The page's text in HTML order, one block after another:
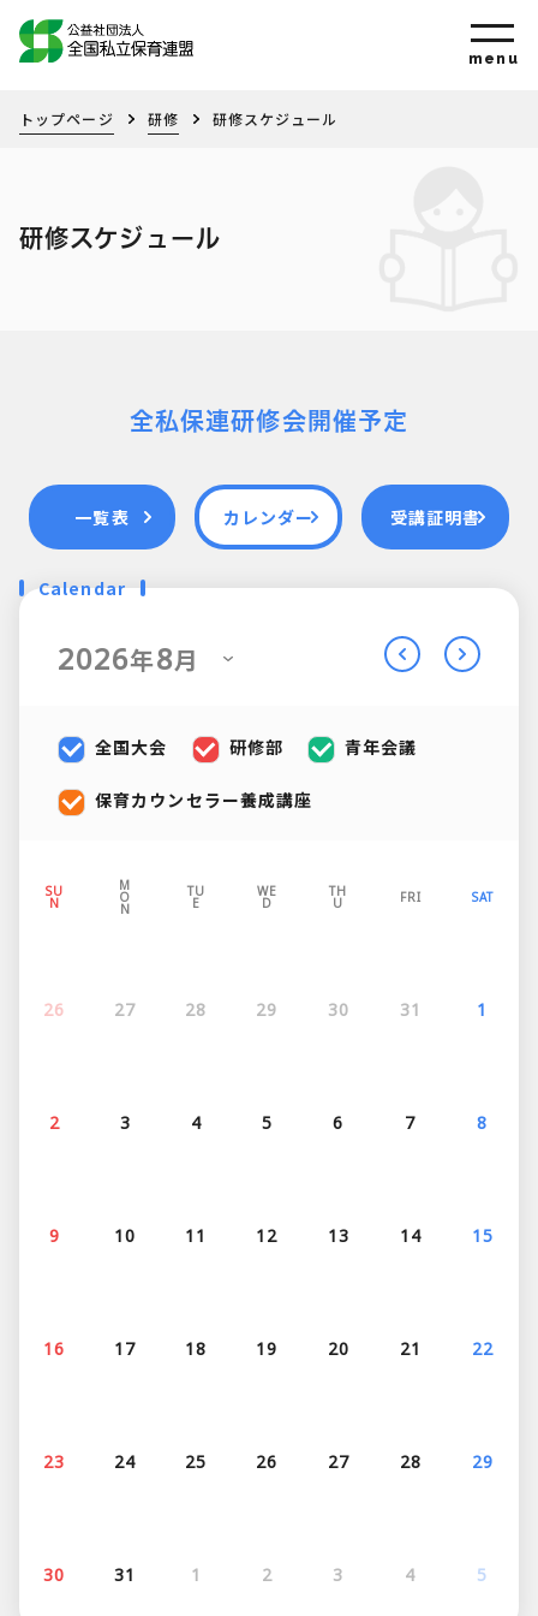
トップページ 研修 研修スケジュール
研修スケジュール
全私保連研修会開催予定
一覧表 カレンダー 受講証明書
Calendar
2026年8月
全国大会 研修部 青年会議
保育カウンセラー養成講座
SU
N
M
O
N
TU
E
WE
D
TH
U FRI SAT
26 27 28 29 30 31 1
2 3 4 5 6 7 8
9 10 11 12 13 14 15
16 17 18 19 20 21 22
23 24 25 26 27 28 29
30 31 1 2 3 4 5